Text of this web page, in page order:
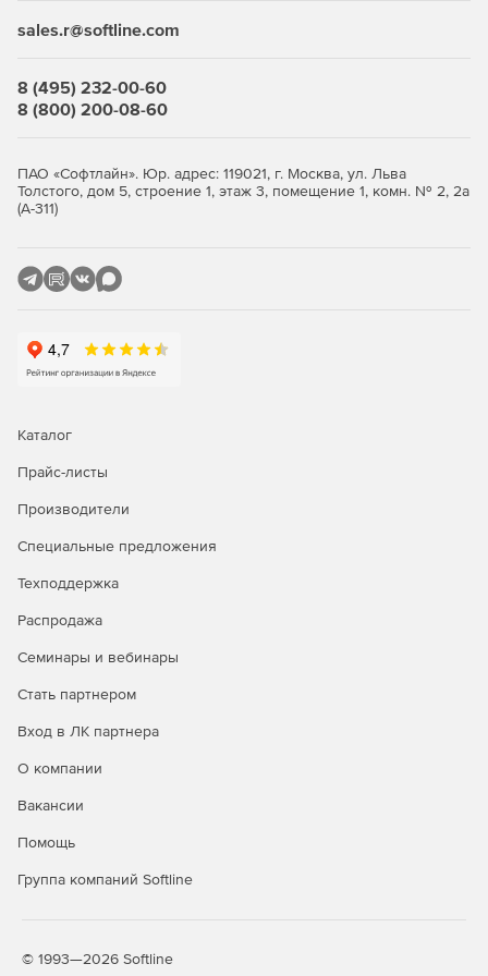
Ведение журнала недавно написанных запросов.
и доступ к клавиатурным шаблонам для ускоренного
Визуальное создание запросов с объединениями и
Построение диаграмм на основе запросов,
представление планов запросов.
несколькими способами представления BLOB-
данных.
Гибкая настройка многоязыкового пользовательского
Бесплатные обновления на период действия
действия сопровождения.
sales.r@softline.com
8 (495) 232-00-60
8 (800) 200-08-60
ПАО «Софтлайн». Юр. адрес: 119021, г. Москва, ул. Льва
Толстого, дом 5, строение 1, этаж 3, помещение 1, комн. № 2, 2а
(А-311)
Каталог
Прайс-листы
Производители
Специальные предложения
Техподдержка
Распродажа
Семинары и вебинары
Стать партнером
Вход в ЛК партнера
О компании
Вакансии
Помощь
Группа компаний Softline
© 1993—2026 Softline